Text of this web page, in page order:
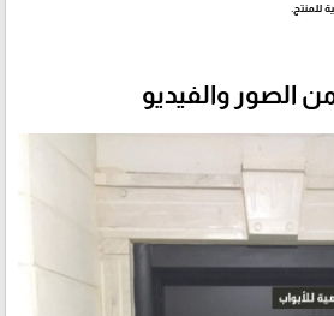
للمنتج.
الصور والفيديو